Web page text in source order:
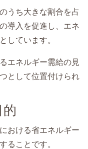
うち大きな割合を占
導入を促進し、エネ
しています。
エネルギー需給の見
として位置付けられ
おける省エネルギー
ることです。